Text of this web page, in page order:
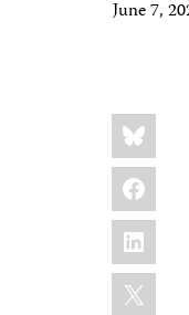
June 7,
Share
this:
Bluesky
X